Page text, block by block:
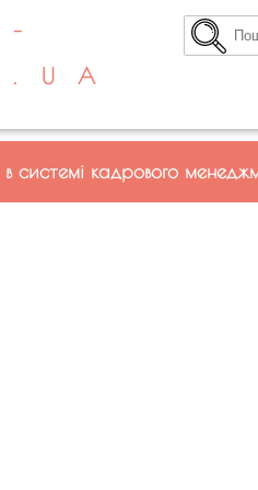
в системі кадрового